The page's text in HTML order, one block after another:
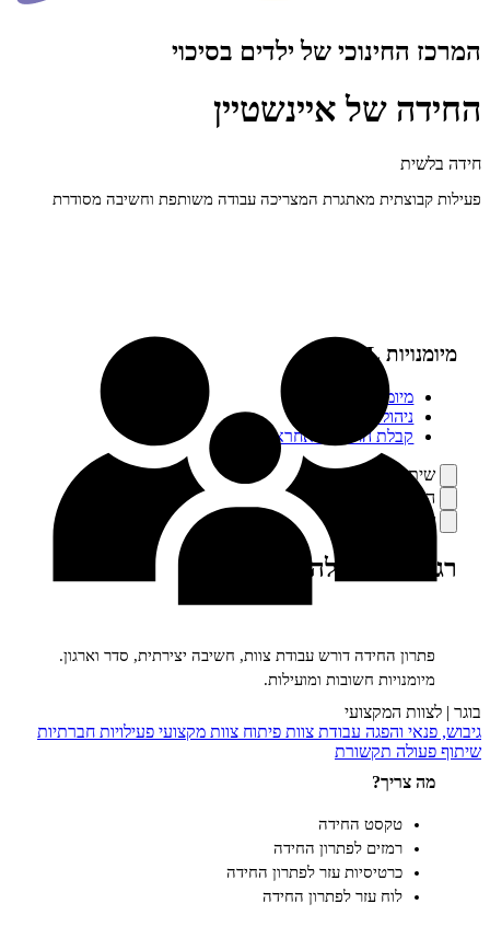
של ילדים בסיכוי
של איינשטיין
מאתגרת המצריכה עבודה משותפת וחשיבה מסודרת
המקצועי
והפגה עבודת צוות פיתוח צוות מקצועיפעילויות חברתיות
תקשורת
בינאישיות
עצמי
החלטות אחראית
מילה מאיתנו
החידה דורש עבודת צוות, חשיבה יצירתית, סדר וארגון.
חשובות ומועילות.
טקסט החידה
רמזים לפתרון החידה
כרטיסיות עזר לפתרון החידה
לוח עזר לפתרון החידה